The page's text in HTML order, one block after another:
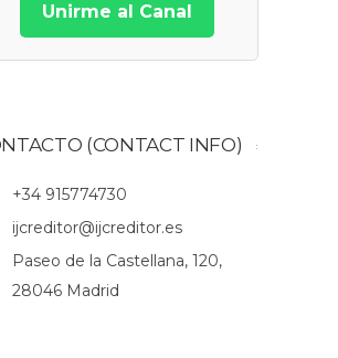
Unirme al Canal
(CONTACT INFO)
+34 915774730
ijcreditor@ijcreditor.es
Paseo de la Castellana, 120,
28046 Madrid